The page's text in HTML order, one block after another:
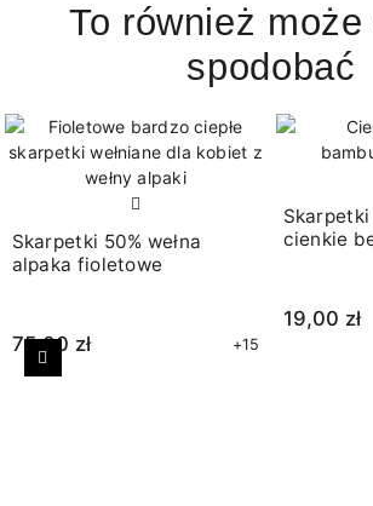
To również
spodobać
Skarpetki 50% wełna
alpaka fioletowe
75,00 zł +15
cienkie
19,00 zł
Poprzedni